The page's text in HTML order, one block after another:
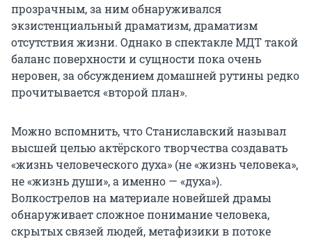
прозрачным, за ним обнаруживался
экзистенциальный драматизм, драматизм
отсутствия жизни. Однако в спектакле МДТ такой
баланс поверхности и сущности пока очень
неровен, за обсуждением домашней рутины редко
прочитывается «второй план».
Можно вспомнить, что Станиславский называл
высшей целью актёрского творчества создавать
«жизнь человеческого духа» (не «жизнь человека»,
не «жизнь души», а именно — «духа»).
Волкострелов на материале новейшей драмы
обнаруживает сложное понимание человека,
скрытых связей людей, метафизики в потоке